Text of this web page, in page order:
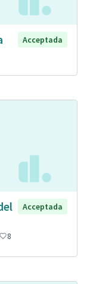
Acceptada
Acceptada
8